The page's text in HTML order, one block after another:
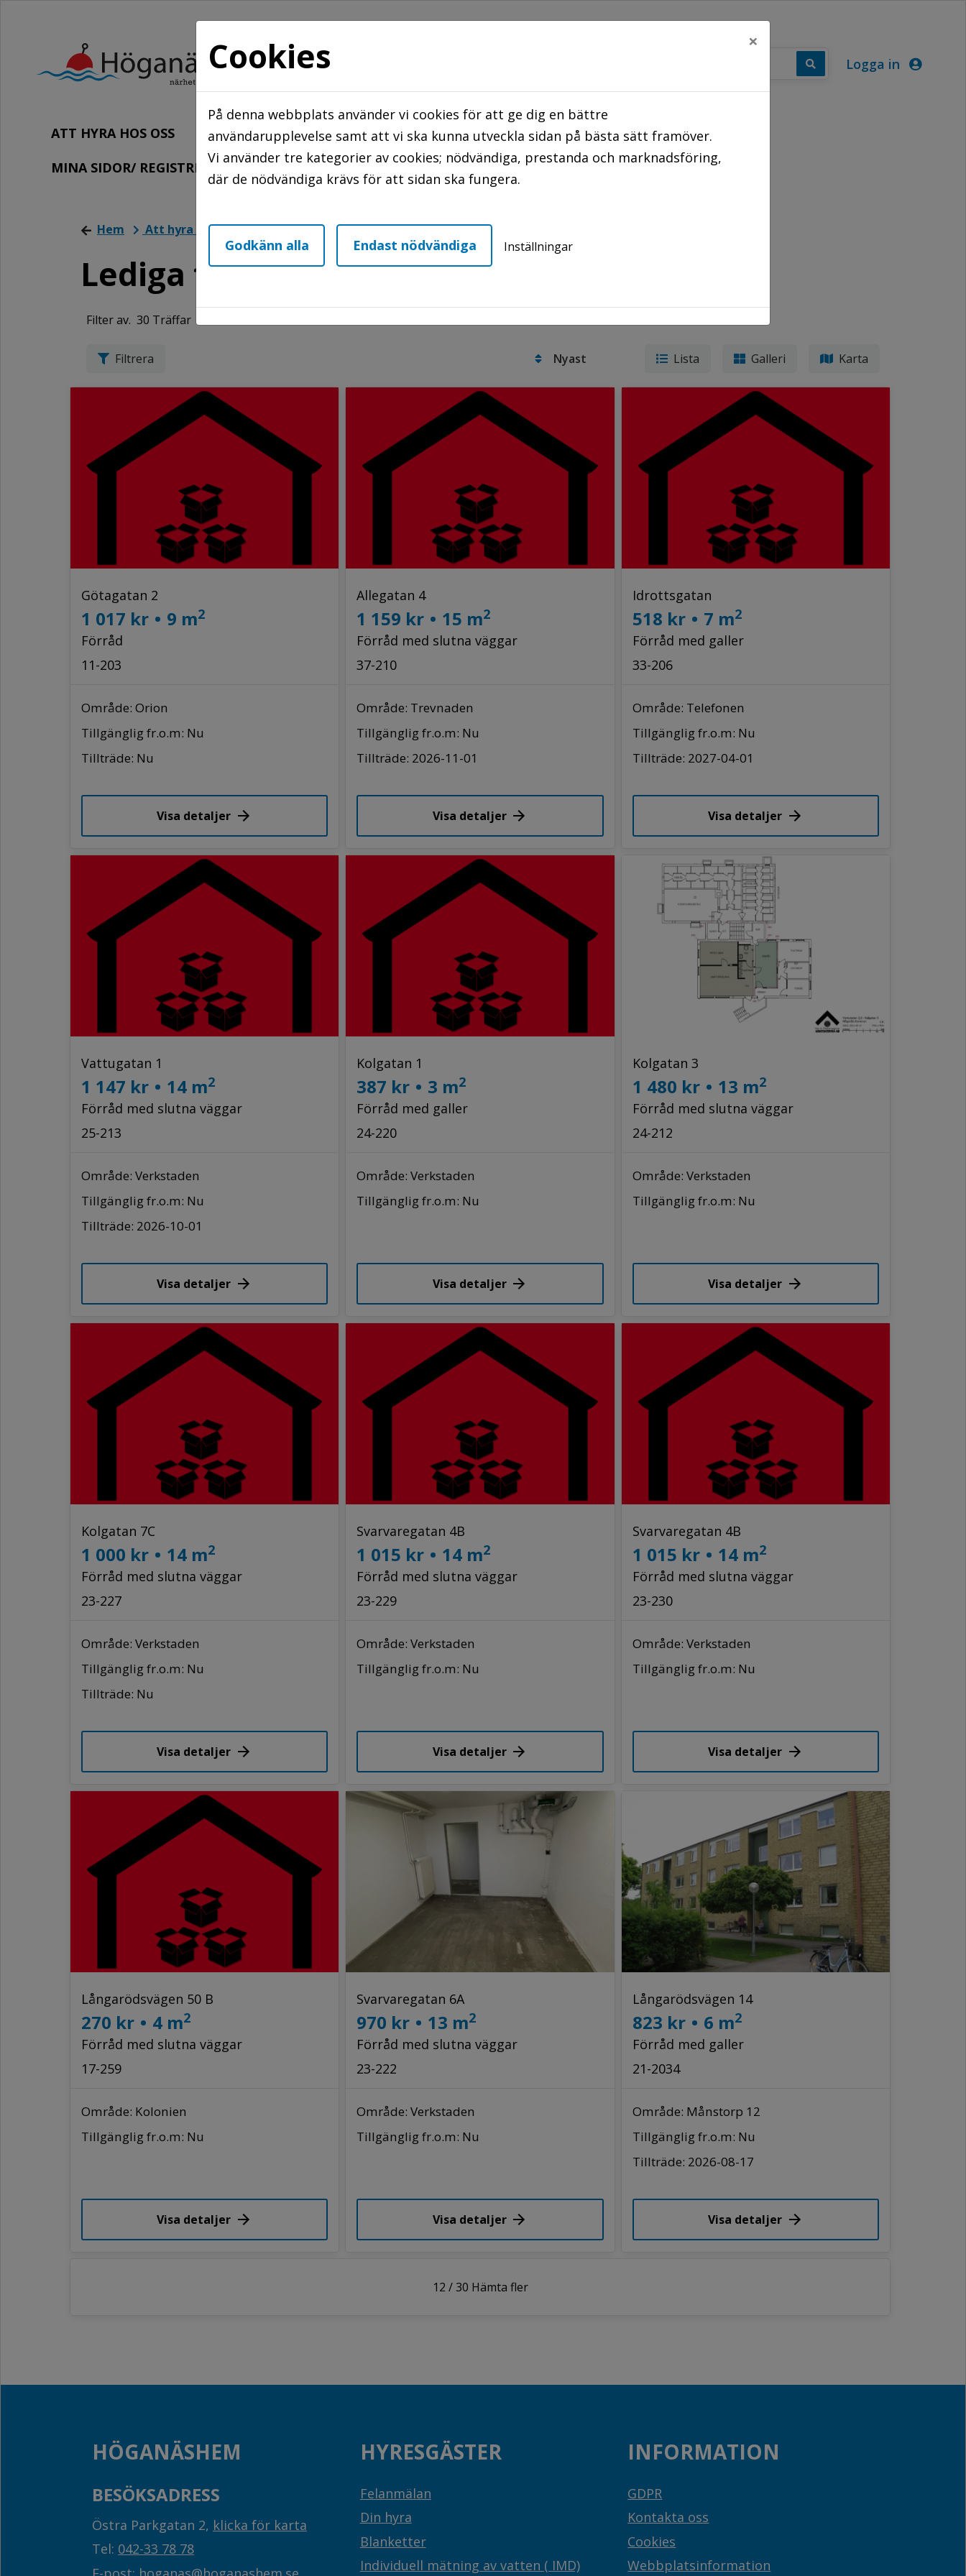
Logga in
ATT HYRA HOS OSS FÖR HYRESGÄSTER
TRYGGHETS BOENDE/ ÖPPNA TRÄFFPUNKTER
MINA SIDOR/ REGISTRERA DIG
KONTAKTA OSS
Hem Att hyra hos oss Lediga förråd
Lediga förråd
Filter av. 30 Träffar
Filtrera Lista Galleri Karta
Götagatan 2
1 017 kr • 9 m2
Förråd
11-203
Område: Orion
Tillgänglig fr.o.m: Nu
Tillträde: Nu
Visa detaljer
Allegatan 4
1 159 kr • 15 m2
Förråd med slutna väggar
37-210
Område: Trevnaden
Tillgänglig fr.o.m: Nu
Tillträde: 2026-11-01
Visa detaljer
Idrottsgatan
518 kr • 7 m2
Förråd med galler
33-206
Område: Telefonen
Tillgänglig fr.o.m: Nu
Tillträde: 2027-04-01
Visa detaljer
Vattugatan 1
1 147 kr • 14 m2
Förråd med slutna väggar
25-213
Område: Verkstaden
Tillgänglig fr.o.m: Nu
Tillträde: 2026-10-01
Visa detaljer
Kolgatan 1
387 kr • 3 m2
Förråd med galler
24-220
Område: Verkstaden
Tillgänglig fr.o.m: Nu
Visa detaljer
Kolgatan 3
1 480 kr • 13 m2
Förråd med slutna väggar
24-212
Område: Verkstaden
Tillgänglig fr.o.m: Nu
Visa detaljer
Kolgatan 7C
1 000 kr • 14 m2
Förråd med slutna väggar
23-227
Område: Verkstaden
Tillgänglig fr.o.m: Nu
Tillträde: Nu
Visa detaljer
Svarvaregatan 4B
1 015 kr • 14 m2
Förråd med slutna väggar
23-229
Område: Verkstaden
Tillgänglig fr.o.m: Nu
Visa detaljer
Svarvaregatan 4B
1 015 kr • 14 m2
Förråd med slutna väggar
23-230
Område: Verkstaden
Tillgänglig fr.o.m: Nu
Visa detaljer
Långarödsvägen 50 B
270 kr • 4 m2
Förråd med slutna väggar
17-259
Område: Kolonien
Tillgänglig fr.o.m: Nu
Visa detaljer
Svarvaregatan 6A
970 kr • 13 m2
Förråd med slutna väggar
23-222
Område: Verkstaden
Tillgänglig fr.o.m: Nu
Visa detaljer
Långarödsvägen 14
823 kr • 6 m2
Förråd med galler
21-2034
Område: Månstorp 12
Tillgänglig fr.o.m: Nu
Tillträde: 2026-08-17
Visa detaljer
12 /30 Hämta fler
HÖGANÄSHEM
BESÖKSADRESS
Östra Parkgatan 2, klicka för karta
Tel: 042-33 78 78
HYRESGÄSTER
Felanmälan
Din hyra
Blanketter
Individuell mätning av vatten ( IMD)
INFORMATION
GDPR
Kontakta oss
Cookies
Webbplatsinformation
Cookies ×
På denna webbplats använder vi cookies för att ge dig en bättre
användarupplevelse samt att vi ska kunna utveckla sidan på bästa sätt framöver.
Vi använder tre kategorier av cookies; nödvändiga, prestanda och marknadsföring,
där de nödvändiga krävs för att sidan ska fungera.
Godkänn alla Endast nödvändiga Inställningar